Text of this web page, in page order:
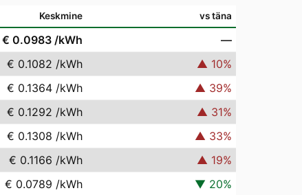
Keskmine vs täna
€ 0.0983 /kWh
—
€ 0.1082 /kWh ▲ 10%
€ 0.1364 /kWh ▲ 39%
€ 0.1292 /kWh ▲ 31%
€ 0.1308 /kWh ▲ 33%
€ 0.1166 /kWh ▲ 19%
€ 0.0789 /kWh ▼ 20%